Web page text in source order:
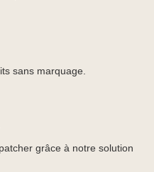
sans marquage.
grâce à notre solution